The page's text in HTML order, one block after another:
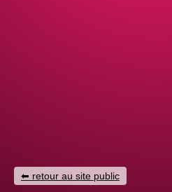
retour au site public